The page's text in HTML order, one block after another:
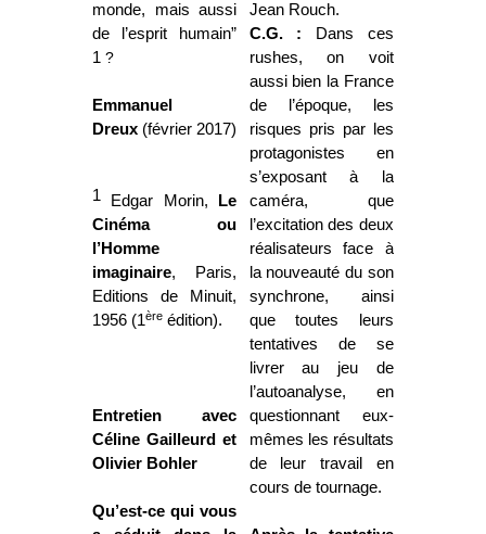
monde, mais aussi
de l’esprit humain”
1 ?
Emmanuel
Dreux (février 2017)
1 Edgar Morin,
Le
Cinéma ou
l’Homme
imaginaire, Paris,
Editions de Minuit,
1956 (1ère édition).
Entretien avec
Céline Gailleurd et
Olivier Bohler
Qu’est-ce qui vous
Jean Rouch.
C.G. : Dans ces
rushes, on voit
aussi bien la France
de l’époque, les
risques pris par les
protago­nistes en
s’exposant à la
caméra, que
l’excitation des deux
réalisateurs face à
la nouveauté du son
synchrone, ainsi
que toutes leurs
tentatives de se
livrer au jeu de
l’autoanalyse, en
questionnant eux-
mêmes les résultats
de leur travail en
cours de tournage.